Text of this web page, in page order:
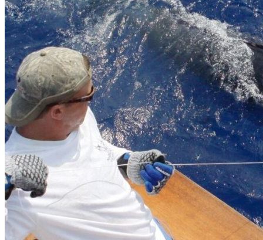
Get Directions
Newsletter
¡No te pierdas una buena pesca!
Compártenos tu correo
Te enviaremos mensajes con
información y ofertas
de última hora
Nombre
correo
Teléfono
Enviar
También te pueden interesar